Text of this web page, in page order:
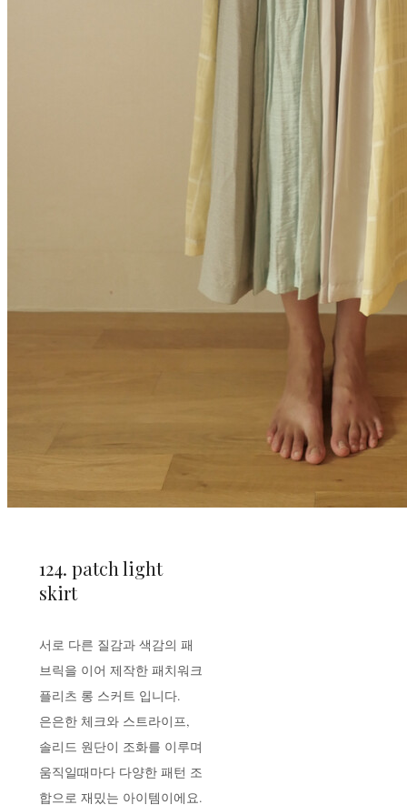
124. patch light
skirt
서로 다른 질감과 색감의 패
브릭을 이어 제작한 패치워크
플리츠 롱 스커트 입니다.
은은한 체크와 스트라이프,
솔리드 원단이 조화를 이루며
움직일때마다 다양한 패턴 조
합으로 재밌는 아이템이에요.